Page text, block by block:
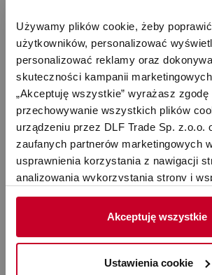
Używamy plików cookie, żeby
użytkowników, personalizować
personalizować reklamy oraz
skuteczności kampanii
„Akceptuję wszystkie” wyrażasz zgodę
przechowywanie wszystkich plików
urządzeniu przez DLF Trade Sp. z.o.o.
zaufanych partnerów marketingowych
usprawnienia korzystania z nawigacji
analizowania wykorzystania strony i
działań marketingowych. Możesz też
samodzielnie poprzez wybranie opcji
prywatności. W związku z
celu personalizacji reklam i
Akceptuję wszystkie
Ustawienia cookie
Stadler Form –
oczyszczacze,
lepszej jakości powietrza
W dzisiejszych czasach wiele osób
dba o swoje zdrowie i
samopoczucie jest jakość powietrza,
Zanieczyszczenia powietrza, takie
zdrowie, wywołując choroby dróg